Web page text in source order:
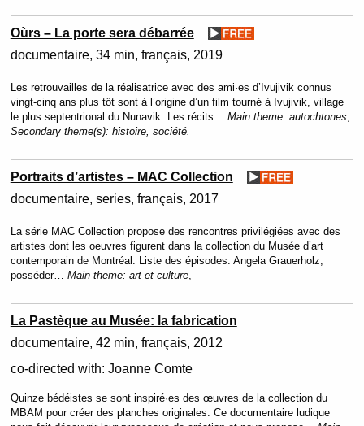
Oùrs – La porte sera débarrée
documentaire 34 min français 2019
Les retrouvailles de la réalisatrice avec des ami·es d’Ivujivik connus
vingt-cinq ans plus tôt sont à l’origine d’un film tourné à Ivujivik, village
le plus septentrional du Nunavik. Les récits… Main theme: autochtones
Secondary theme(s): histoire, société.
Portraits d’artistes – MAC Collection
documentaire series français 2017
La série MAC Collection propose des rencontres privilégiées avec des
artistes dont les oeuvres figurent dans la collection du Musée d’art
contemporain de Montréal. Liste des épisodes: Angela Grauerholz,
posséder… Main theme: art et culture,
La Pastèque au Musée: la fabrication
documentaire 42 min français 2012
co-directed with: Joanne Comte
Quinze bédéistes se sont inspiré·es des œuvres de la collection du
MBAM pour créer des planches originales. Ce documentaire ludique